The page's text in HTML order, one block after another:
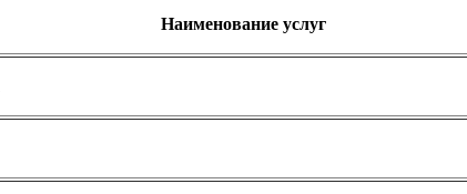
Наименование услуг